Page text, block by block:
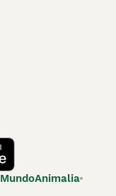
MundoAnimalia